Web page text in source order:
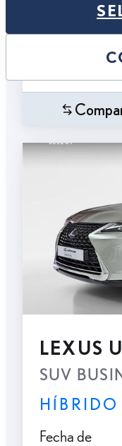
LEXUS
SUV
HÍBRIDO
Fecha de